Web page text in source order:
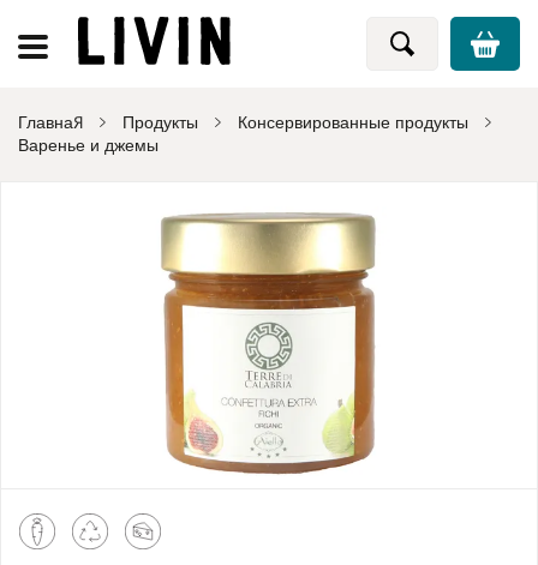
Главная Продукты
Консервированные продукты
Варенье и джемы